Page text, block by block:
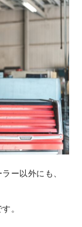
ー以外にも、
。